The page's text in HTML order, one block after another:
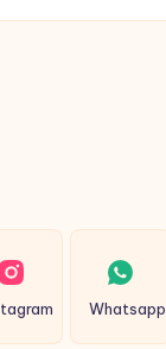
Whatsapp